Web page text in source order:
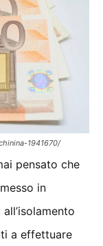
1941670/
pensato che
in
a effettuare